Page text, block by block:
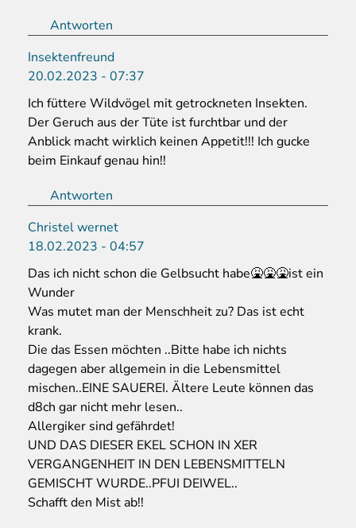
Antworten
Insektenfreund
20.02.2023 - 07:37
Ich füttere Wildvögel mit getrockneten Insekten.
Der Geruch aus der Tüte ist furchtbar und der
Anblick macht wirklich keinen Appetit!!! Ich gucke
beim Einkauf genau hin!!
Antworten
Christel wernet
18.02.2023 - 04:57
Das ich nicht schon die Gelbsucht habe🤮🤮🤮ist ein
Wunder
Was mutet man der Menschheit zu? Das ist echt
krank.
Die das Essen möchten ..Bitte habe ich nichts
dagegen aber allgemein in die Lebensmittel
mischen..EINE SAUEREI. Ältere Leute können das
d8ch gar nicht mehr lesen..
Allergiker sind gefährdet!
UND DAS DIESER EKEL SCHON IN XER
VERGANGENHEIT IN DEN LEBENSMITTELN
GEMISCHT WURDE..PFUI DEIWEL..
Schafft den Mist ab!!